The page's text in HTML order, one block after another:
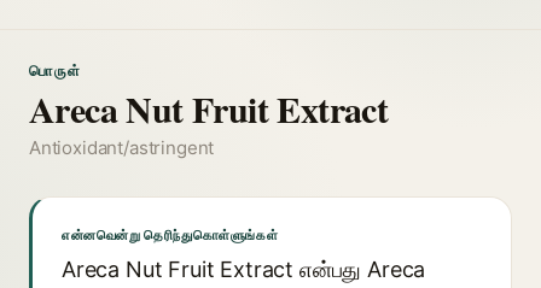
பொருள்
Areca Nut Fruit Extract
Antioxidant/astringent
என்னவென்று தெரிந்துகொள்ளுங்கள்
Areca Nut Fruit Extract என்பது Areca